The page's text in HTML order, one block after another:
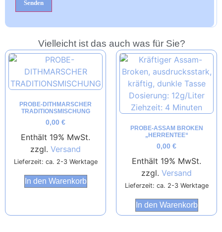
Vielleicht ist das auch was für Sie?
PROBE-DITHMARSCHER
TRADITIONSMISCHUNG
0,00 €
Enthält 19% MwSt.
zzgl. Versand
Lieferzeit: ca. 2-3 Werktage
In den Warenkorb
PROBE-ASSAM BROKEN
„HERRENTEE“
0,00 €
Enthält 19% MwSt.
zzgl. Versand
Lieferzeit: ca. 2-3 Werktage
In den Warenkorb